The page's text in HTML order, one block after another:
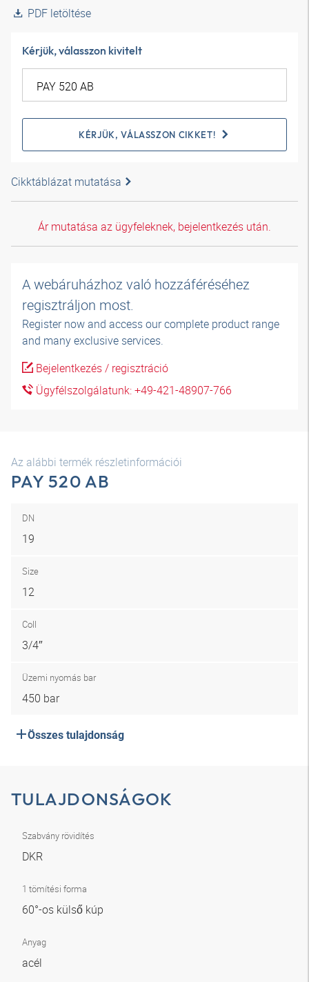
PDF letöltése
Kérjük, válasszon kivitelt
KÉRJÜK, VÁLASSZON CIKKET!
Cikktáblázat mutatása
Ár mutatása az ügyfeleknek, bejelentkezés után.
A webáruházhoz való hozzáféréséhez
regisztráljon most.
Register now and access our complete product range
and many exclusive services.
Bejelentkezés / regisztráció
Ügyfélszolgálatunk: +49-421-48907-766
Az alábbi termék részletinformációi
PAY 520 AB
DN
19
Size
12
Coll
3/4″
Üzemi nyomás bar
450 bar
Összes tulajdonság
TULAJDONSÁGOK
Szabvány rövidítés
DKR
1 tömítési forma
60°-os külső kúp
Anyag
acél